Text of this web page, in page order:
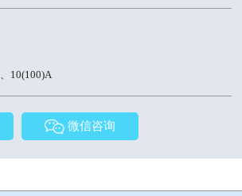
10(100)A
微信咨询